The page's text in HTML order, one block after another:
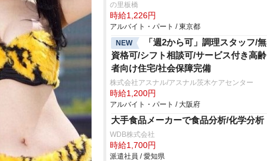
の里板橋
時給1,226円
アルバイト・パート / 東京都
NEW
「週2から可」調理スタッフ/無
資格可/シフト相談可/サービス付き高齢
者向け住宅/社会保障完備
株式会社アスナル/アスナル茨木ケアセンター
時給1,200円
アルバイト・パート / 大阪府
大手食品メーカーで食品分析/化学分析
WDB株式会社
時給1,700円
派遣社員 / 愛知県